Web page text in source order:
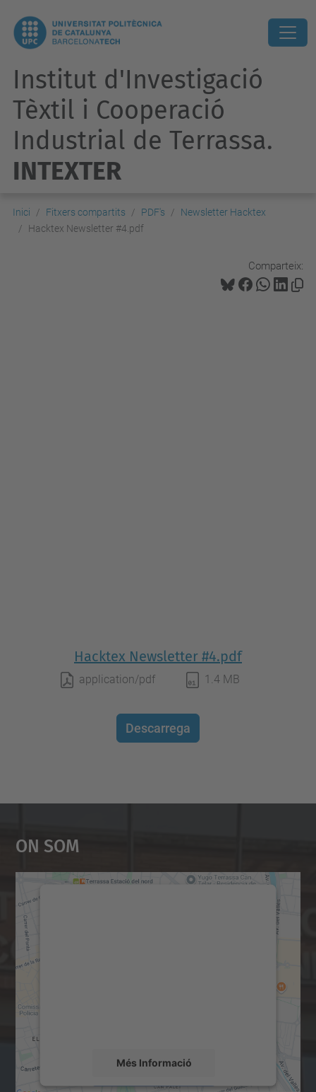
Institut d'Investigació
Tèxtil i Cooperació
Industrial de Terrassa.
INTEXTER
Inici Fitxers compartits PDF's
Newsletter Hacktex
Hacktex Newsletter #4.pdf
Comparteix:
Hacktex Newsletter #4.pdf
application/pdf 1.4 MB
Descarrega
On Som
Més Informació